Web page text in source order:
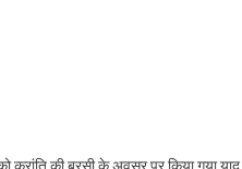
क्रांति की बरसी के अवसर पर किया गया याद